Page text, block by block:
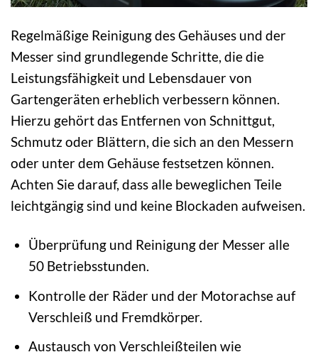
Regelmäßige Reinigung des Gehäuses und der
Messer sind grundlegende Schritte, die die
Leistungsfähigkeit und Lebensdauer von
Gartengeräten erheblich verbessern können.
Hierzu gehört das Entfernen von Schnittgut,
Schmutz oder Blättern, die sich an den Messern
oder unter dem Gehäuse festsetzen können.
Achten Sie darauf, dass alle beweglichen Teile
leichtgängig sind und keine Blockaden aufweisen.
Überprüfung und Reinigung der Messer alle
50 Betriebsstunden.
Kontrolle der Räder und der Motorachse auf
Verschleiß und Fremdkörper.
Austausch von Verschleißteilen wie